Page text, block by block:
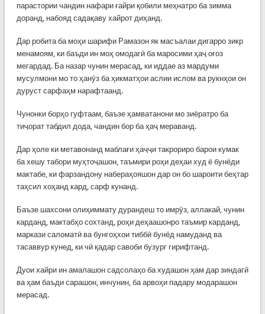
парастории чандин нафари ғайри қобили меҳнатро ба зимма
доранд, набояд садақаву хайрот диҳанд.
Дар робита ба моҳи шарифи Рамазон як масъалаи дигарро зикр
менамоям, ки баъди ин моҳ омодагӣ ба маросими ҳаҷ оғоз
мегардад. Ба назар чунин мерасад, ки иддае аз мардуми
мусулмони мо то ҳанӯз ба ҳикматҳои аслии ислом ва рукнҳои он
дуруст сарфаҳм нарафтаанд.
Чунонки борҳо гуфтаам, баъзе ҳамватанони мо зиёратро ба
тиҷорат табдил дода, чандин бор ба ҳаҷ мераванд.
Дар ҳоле ки метавонанд маблағи ҳаҷҷи такрориро барои кумак
ба хешу табори муҳтоҷашон, таъмири роҳи деҳаи худ ё бунёди
мактабе, ки фарзандону набераҳояшон дар он бо шароити беҳтар
таҳсил хоҳанд кард, сарф кунанд.
Баъзе шахсони олиҳиммату дурандеш то имрӯз, аллакай, чунин
карданд, мактабҳо сохтанд, роҳи деҳаашонро таъмир карданд,
маркази саломатӣ ва бунгоҳхои тиббӣ бунёд намуданд ва
тасаввур кунед, ки чӣ қадар савоби бузург гирифтанд.
Дуои хайри ин амалашон садсолаҳо ба худашон ҳам дар зиндагӣ
ва ҳам баъди сарашон, инчунин, ба арвоҳи падару модарашон
мерасад.